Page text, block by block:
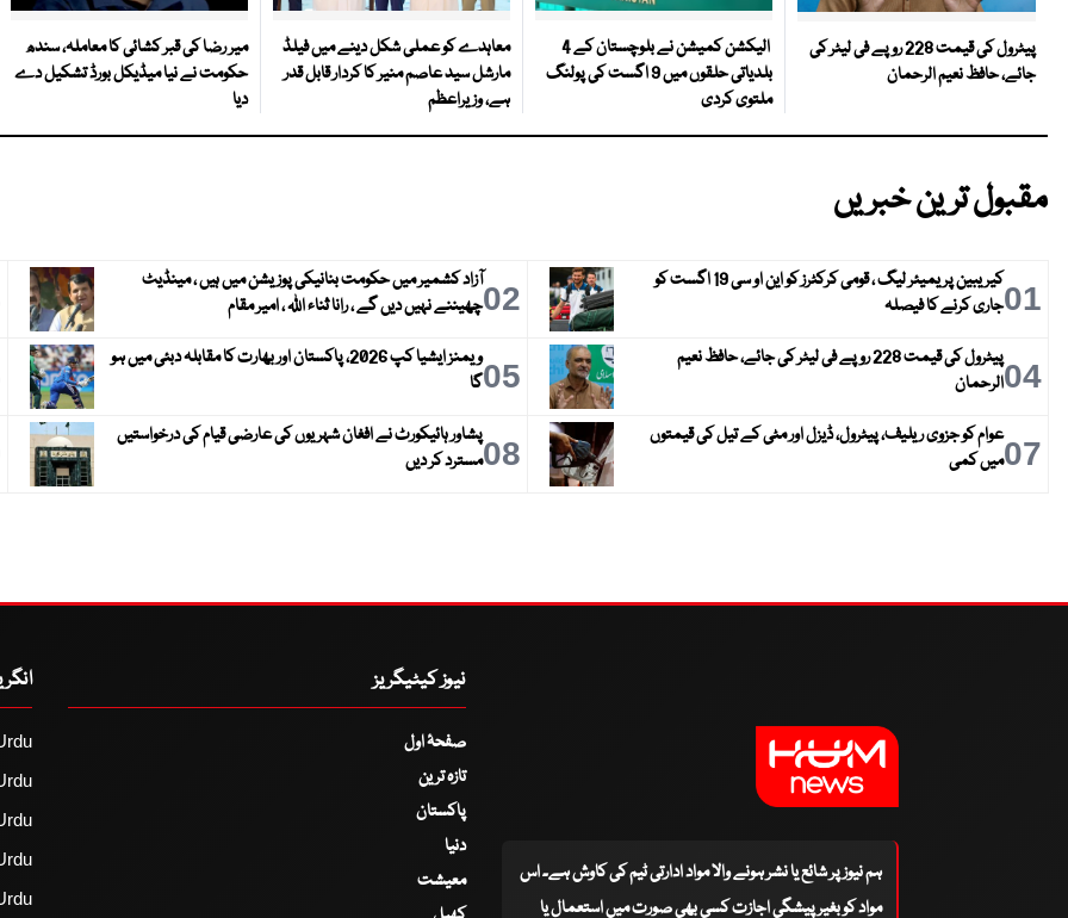
پیٹرول کی قیمت 228 روپے فی لیٹر کی
جائے، حافظ نعیم الرحمان
الیکشن کمیشن نے بلوچستان کے 4
بلدیاتی حلقوں میں 9 اگست کی پولنگ
ملتوی کردی
معاہدے کو عملی شکل دینے میں فیلڈ
مارشل سید عاصم منیر کا کردار قابل قدر
ہے، وزیراعظم
میر رضا کی قبر کشائی کا معاملہ، سندھ
حکومت نے نیا میڈیکل بورڈ تشکیل دے
دیا
مقبول ترین خبریں
01
کیریبین پریمیئر لیگ ، قومی کرکٹرز کو این او سی 19 اگست کو
جاری کرنے کا فیصلہ
02آزاد کشمیر میں حکومت بنانیکی پوزیشن میں ہیں ، مینڈیٹ
چھیننے نہیں دیں گے ، رانا ثناء اللہ ، امیر مقام
04
پیٹرول کی قیمت 228 روپے فی لیٹر کی جائے، حافظ نعیم
الرحمان
05
ویمنز ایشیا کپ 2026، پاکستان اور بھارت کا مقابلہ دبئی میں ہو
گا
07عوام کو جزوی ریلیف، پیٹرول، ڈیزل اور مٹی کے تیل کی قیمتوں
میں کمی
08پشاور ہائیکورٹ نے افغان شہریوں کی عارضی قیام کی درخواستیں
مسترد کر دیں
ہم نیوز پر شائع یا نشر ہونے والا مواد ادارتی ٹیم کی کاوش ہے۔ اس
مواد کو بغیر پیشگی اجازت کسی بھی صورت میں استعمال یا
نیوز کیٹیگریز
صفحۂ اول
تازہ ترین
پاکستان
دنیا
معیشت